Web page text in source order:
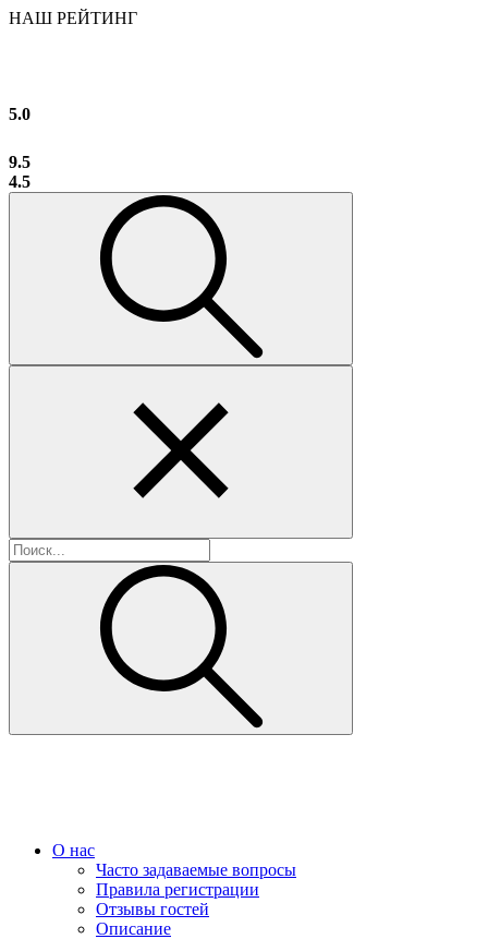
НАШ РЕЙТИНГ
5.0
9.5
4.5
О нас
Часто задаваемые вопросы
Правила регистрации
Отзывы гостей
Описание